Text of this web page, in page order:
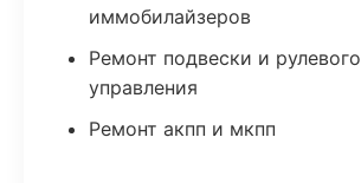
иммобилайзеров
Ремонт подвески и рулевого
управления
Ремонт акпп и мкпп